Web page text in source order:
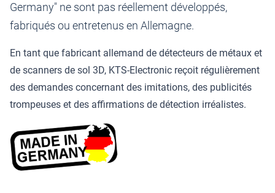
Germany" ne sont pas réellement développés,
fabriqués ou entretenus en Allemagne.
En tant que fabricant allemand de détecteurs de métaux et
de scanners de sol 3D, KTS-Electronic reçoit régulièrement
des demandes concernant des imitations, des publicités
trompeuses et des affirmations de détection irréalistes.